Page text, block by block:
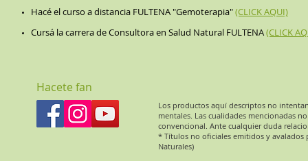
Hacé el curso a distancia FULTENA "Gemoterapia"(CLICK AQUI)
Cursá la carrera de Consultora en Salud Natural FULTENA(CLICK
Hacete fan
Los productos aquí descriptos no
mentales. Las cualidades mencionadas
convencional. Ante cualquier duda
* Títulos no oficiales emitidos y avalados
Naturales)